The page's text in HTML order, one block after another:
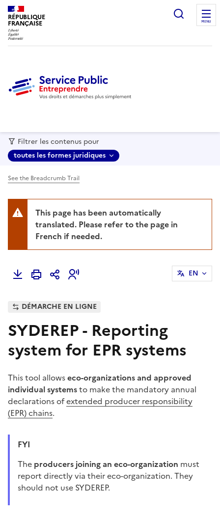
RÉPUBLIQUE
FRANÇAISE MENU
Filtrer les contenus pour
toutes les formes juridiques
See the Breadcrumb Trail
This page has been automatically
translated. Please refer to the page in
French if needed.
EN
DÉMARCHE EN LIGNE
SYDEREP - Reporting
system for EPR systems
This tool allowseco-organizations and approved
individual systemsto make the mandatory annual
declarations ofextended producer responsibility
(EPR) chains.
FYI
The producers joining an eco-organization must
report directly via their eco-organization. They
should not use SYDEREP.